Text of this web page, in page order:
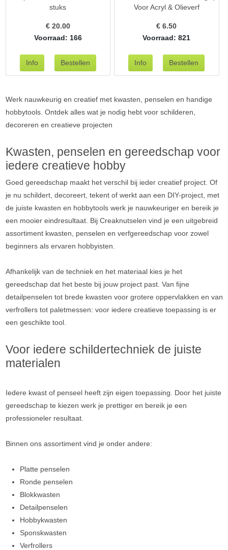
stuks
€ 20.00
Voorraad: 166
Voor Acryl & Olieverf
€6.50
Voorraad: 821
Werk nauwkeurig en creatief met kwasten, penselen en handige
hobbytools. Ontdek alles wat je nodig hebt voor schilderen,
decoreren en creatieve projecten
Kwasten, penselen en gereedschap voor
iedere creatieve hobby
Goed gereedschap maakt het verschil bij ieder creatief project. Of
je nu schildert, decoreert, tekent of werkt aan een DIY-project, met
de juiste kwasten en hobbytools werk je nauwkeuriger en bereik je
een mooier eindresultaat. Bij Creaknutselen vind je een uitgebreid
assortiment kwasten, penselen en verfgereedschap voor zowel
beginners als ervaren hobbyisten.
Afhankelijk van de techniek en het materiaal kies je het
gereedschap dat het beste bij jouw project past. Van fijne
detailpenselen tot brede kwasten voor grotere oppervlakken en van
verfrollers tot paletmessen: voor iedere creatieve toepassing is er
een geschikte tool.
Voor iedere schildertechniek de juiste
materialen
Iedere kwast of penseel heeft zijn eigen toepassing. Door het juiste
gereedschap te kiezen werk je prettiger en bereik je een
professioneler resultaat.
Binnen ons assortiment vind je onder andere:
Platte penselen
Ronde penselen
Blokkwasten
Detailpenselen
Hobbykwasten
Sponskwasten
Verfrollers